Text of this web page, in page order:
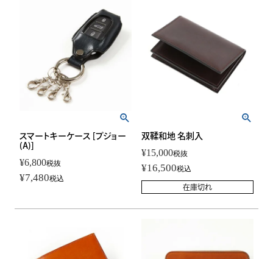
スマートキーケース [プジョー
(A)]
¥6,800税抜
¥7,480税込
双鞣和地 名刺入
¥15,000税抜
¥16,500税込
在庫切れ